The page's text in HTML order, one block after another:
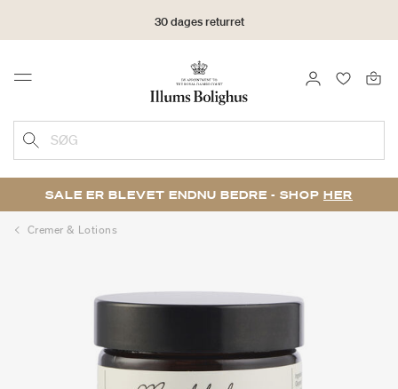
30 dages returret
Menu LOG IND
SØG
SALE ER BLEVET ENDNU BEDRE - SHOP HER
Cremer & Lotions